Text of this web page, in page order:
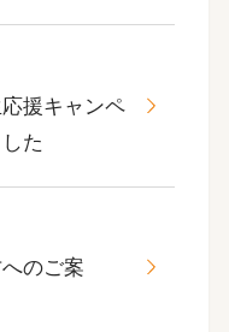
援キャンペ
た
のご案